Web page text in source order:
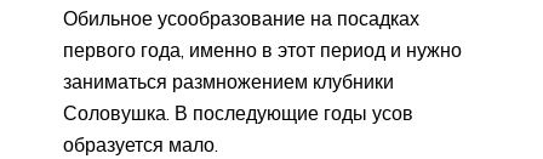
Обильное усообразование на посадках
первого года, именно в этот период и нужно
заниматься размножением клубники
Соловушка. В последующие годы усов
образуется мало.